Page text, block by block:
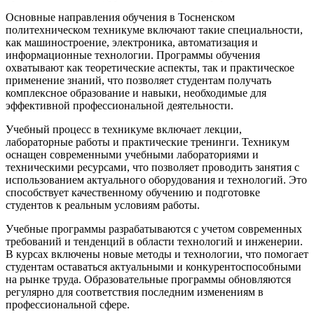
Основные направления обучения в Тосненском
политехническом техникуме включают такие специальности,
как машиностроение, электроника, автоматизация и
информационные технологии. Программы обучения
охватывают как теоретические аспекты, так и практическое
применение знаний, что позволяет студентам получать
комплексное образование и навыки, необходимые для
эффективной профессиональной деятельности.
Учебный процесс в техникуме включает лекции,
лабораторные работы и практические тренинги. Техникум
оснащен современными учебными лабораториями и
техническими ресурсами, что позволяет проводить занятия с
использованием актуального оборудования и технологий. Это
способствует качественному обучению и подготовке
студентов к реальным условиям работы.
Учебные программы разрабатываются с учетом современных
требований и тенденций в области технологий и инженерии.
В курсах включены новые методы и технологии, что помогает
студентам оставаться актуальными и конкурентоспособными
на рынке труда. Образовательные программы обновляются
регулярно для соответствия последним изменениям в
профессиональной сфере.